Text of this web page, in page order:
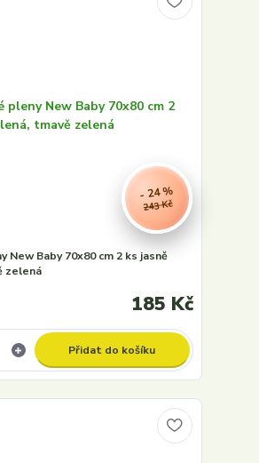
243 Kč
- 24 %
New Baby 70x80 cm 2 ks jasně
zelená
185 Kč
Přidat do košíku